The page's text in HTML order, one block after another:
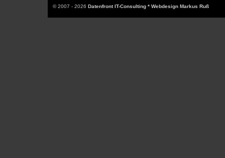
© 2007 - 2026 Datenfront IT-Consulting * Webdesign Markus Ruß